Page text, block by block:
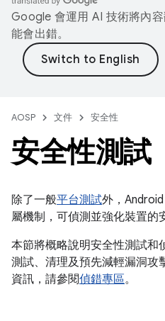
Google 會運用 AI 技術將內
能會出錯。
AOSP 文件 安全性
安全性測試
除了一般平台測試外，
屬機制，可偵測並強化裝置的
本節將概略說明安全性測試和
測試、清理及預先減輕漏洞攻
資訊，請參閱偵錯專區。